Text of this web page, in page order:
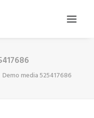
Demo media 525417686